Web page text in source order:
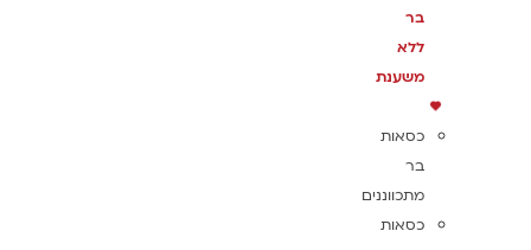
בר
ללא
משענת
כסאות
בר
מתכווננים
כסאות